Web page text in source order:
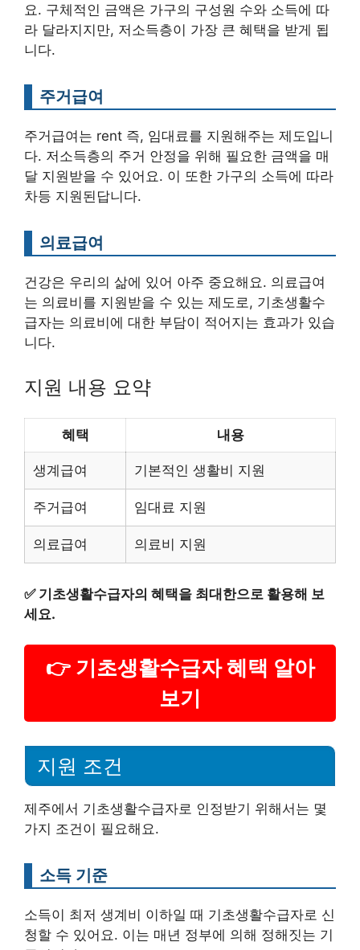
요. 구체적인 금액은 가구의 구성원 수와 소득에 따
라 달라지지만, 저소득층이 가장 큰 혜택을 받게 됩
니다.
주거급여
주거급여는 rent 즉, 임대료를 지원해주는 제도입니
다. 저소득층의 주거 안정을 위해 필요한 금액을 매
달 지원받을 수 있어요. 이 또한 가구의 소득에 따라
차등 지원된답니다.
의료급여
건강은 우리의 삶에 있어 아주 중요해요. 의료급여
는 의료비를 지원받을 수 있는 제도로, 기초생활수
급자는 의료비에 대한 부담이 적어지는 효과가 있습
니다.
지원 내용 요약
혜택 내용
생계급여 기본적인 생활비 지원
주거급여 임대료 지원
의료급여 의료비 지원
✅ 기초생활수급자의 혜택을 최대한으로 활용해 보
세요.
👉 기초생활수급자 혜택 알아
보기
지원 조건
제주에서 기초생활수급자로 인정받기 위해서는 몇
가지 조건이 필요해요.
소득 기준
소득이 최저 생계비 이하일 때 기초생활수급자로 신
청할 수 있어요. 이는 매년 정부에 의해 정해짓는 기